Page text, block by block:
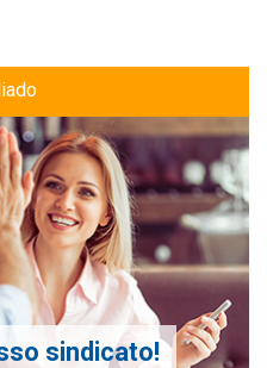
sindicato!